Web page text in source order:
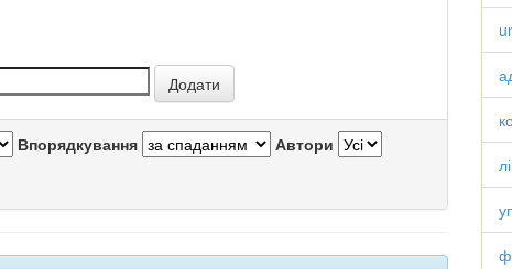
Впорядкування Автори